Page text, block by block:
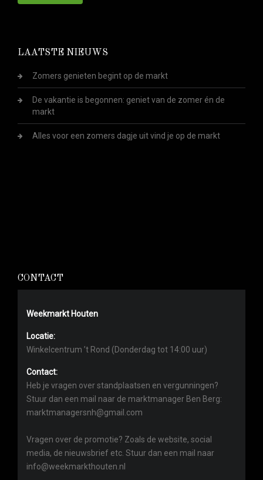
LAATSTE NIEUWS
Zomers genieten begint op de markt
De vakantie is begonnen: geniet van de zomer én de
markt
Alles voor een zomers dagje uit vind je op de markt
CONTACT
Weekmarkt Houten
Locatie:
Winkelcentrum ’t Rond (Donderdag tot 14:00 uur)
Contact:
Heb je vragen over standplaatsen en vergunningen?
Stuur dan een mail naar de marktmanager Ben Berg:
marktmanagersnh@gmail.com
Vragen over de promotie? Zoals de website, social
media, de nieuwsbrief etc. Stuur dan een mail naar
info@weekmarkthouten.nl